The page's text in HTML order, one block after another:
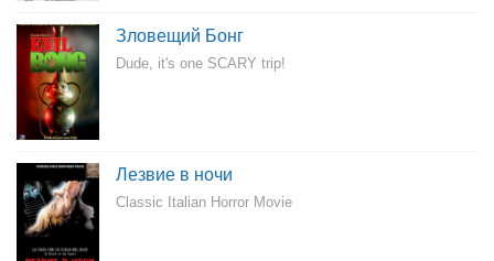
Зловещий Бонг
Dude, it's one SCARY trip!
Лезвие в ночи
Classic Italian Horror Movie